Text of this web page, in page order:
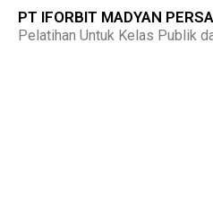
PT IFORBIT MADYAN
Pelatihan Untuk Kelas Publik